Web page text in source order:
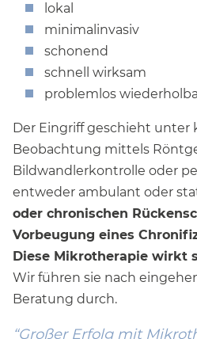
lokal
minimalinvasiv
schonend
schnell wirksam
problemlos
Der Eingriff geschieht unter
Beobachtung mittels
Bildwandlerkontrolle oder
entweder ambulant oder
oder chronischen
Vorbeugung eines
Diese Mikrotherapie wirkt
Wir führen sie nach
Beratung durch.
Großer Erfolg mit